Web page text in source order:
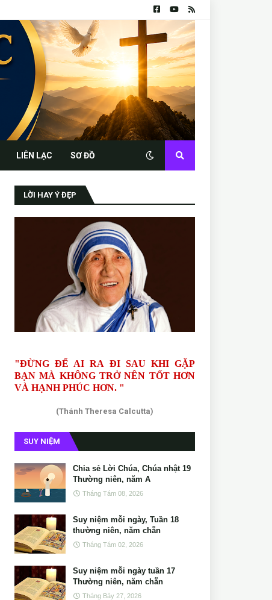
LIÊN LẠC SƠ ĐỒ
LỜI HAY Ý ĐẸP
"ĐỪNG ĐỂ AI RA ĐI SAU KHI GẶP
BẠN MÀ KHÔNG TRỞ NÊN TỐT HƠN
VÀ HẠNH PHÚC HƠN. "
(Thánh Theresa Calcutta)
SUY NIỆM
Chia sẻ Lời Chúa, Chúa nhật 19
Thường niên, năm A
Tháng Tám 08, 2026
Suy niệm mỗi ngày, Tuần 18
thường niên, năm chẵn
Tháng Tám 02, 2026
Suy niệm mỗi ngày tuần 17
Thường niên, năm chẵn
Tháng Bảy 27, 2026